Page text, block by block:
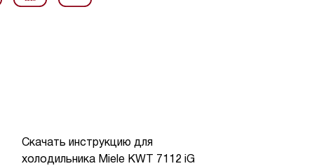
Скачать инструкцию для
холодильника Miele KWT 7112 iG